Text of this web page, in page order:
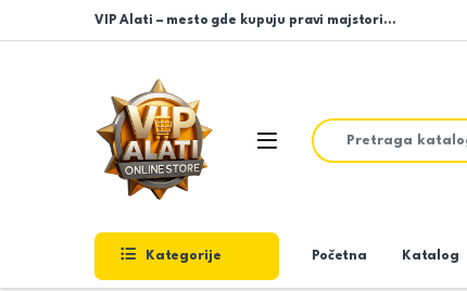
Skip to navigation
Skip to content
VIP Alati – mesto gde kupuju pravi majstori…
Open
Search for:
Kategorije Početna Katalog